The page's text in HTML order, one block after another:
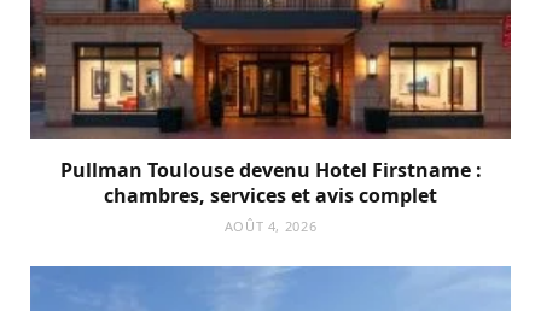
Pullman Toulouse devenu Hotel Firstname :
chambres, services et avis complet
AOÛT 4, 2026